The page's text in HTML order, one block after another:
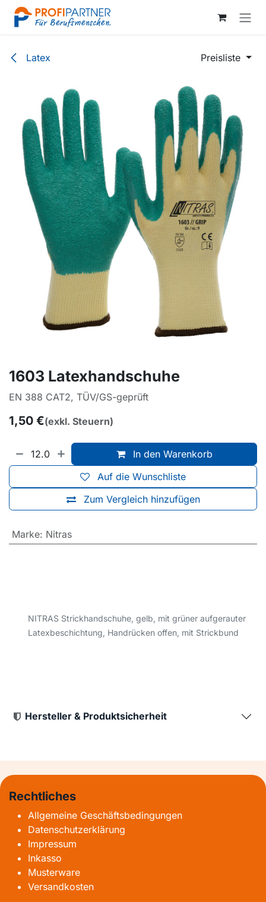
Zum Inhalt springen
Latex Preisliste
1603 Latexhandschuhe
EN 388 CAT2, TÜV/GS-geprüft
1,50 €(exkl. Steuern)
In den Warenkorb
Zum Vergleich hinzufügen
Auf die Wunschliste
Marke: Nitras
NITRAS Strickhandschuhe, gelb, mit grüner aufgerauter
Latexbeschichtung, Handrücken offen, mit Strickbund
Hersteller & Produktsicherheit
Rechtliches
Allgemeine Geschäftsbedingungen
Datenschutzerklärung
Impressum
Inkasso
Musterware
Versandkosten